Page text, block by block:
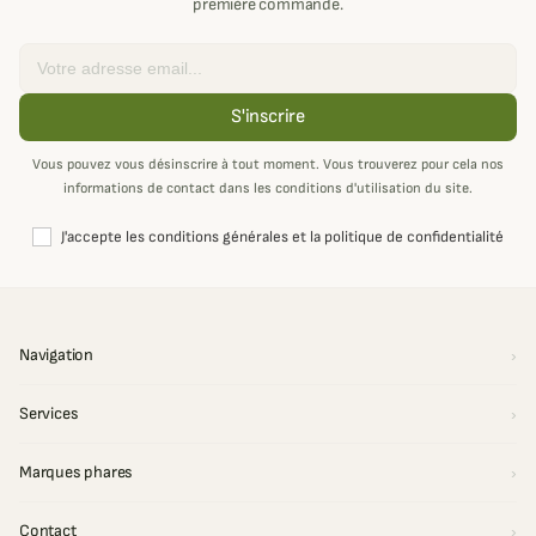
première commande.
S'inscrire
Vous pouvez vous désinscrire à tout moment. Vous trouverez pour cela nos
informations de contact dans les conditions d'utilisation du site.
J'accepte les conditions générales et la politique de confidentialité
Navigation
Services
Marques phares
Contact